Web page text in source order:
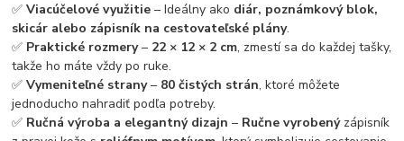
✅Viacúčelové využitie – Ideálny ako diár, poznámkový blok,
skicár alebo zápisník na cestovateľské plány.
✅ Praktické rozmery– 22 × 12 × 2 cm, zmestí sa do každej tašky,
takže ho máte vždy po ruke.
✅Vymeniteľné strany– 80 čistých strán, ktoré môžete
jednoducho nahradiť podľa potreby.
✅ Ručná výroba a elegantný dizajn – Ručne vyrobenýzápisník